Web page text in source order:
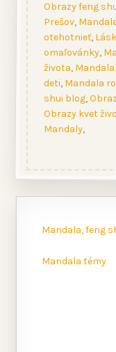
Obrazy feng
Prešov,
otehotnieť,
omaľovánky,
života,
deti, Mandala
shui blog,
Obrazy kvet
Mandaly,
Mandala, feng
Mandala témy